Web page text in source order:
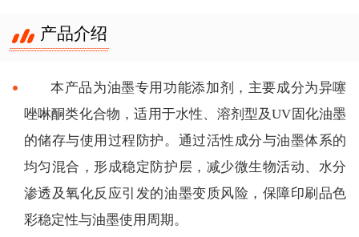
产品介绍
本产品为油墨专用功能添加剂，主要成分为异噻
唑啉酮类化合物，适用于水性、溶剂型及UV固化油墨
的储存与使用过程防护。通过活性成分与油墨体系的
均匀混合，形成稳定防护层，减少微生物活动、水分
渗透及氧化反应引发的油墨变质风险，保障印刷品色
彩稳定性与油墨使用周期。